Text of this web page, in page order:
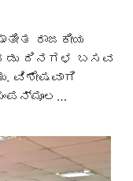
ರಾಜಕೀಯ
ದಿನಗಳ ಬಸವ
ವಿಶೇಷವಾಗಿ